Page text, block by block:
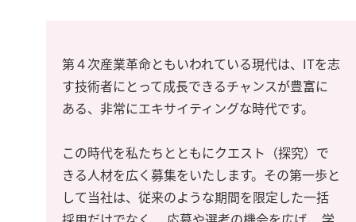
第４次産業革命ともいわれている現代は、ITを志
す技術者にとって成長できるチャンスが豊富に
ある、非常にエキサイティングな時代です。
この時代を私たちとともにクエスト（探究）で
きる人材を広く募集をいたします。その第一歩と
して当社は、従来のような期間を限定した一括